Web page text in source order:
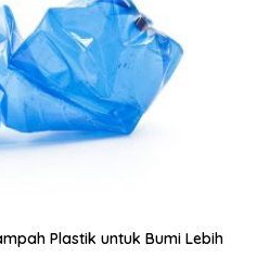
Plastik untuk Bumi Lebih